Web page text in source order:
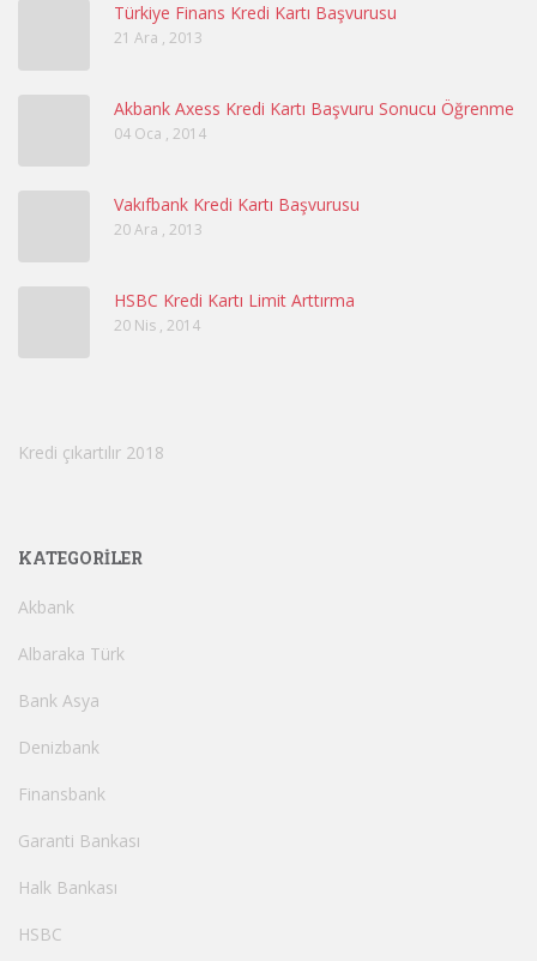
Türkiye Finans Kredi Kartı Başvurusu
21 Ara , 2013
Akbank Axess Kredi Kartı Başvuru Sonucu Öğrenme
04 Oca , 2014
Vakıfbank Kredi Kartı Başvurusu
20 Ara , 2013
HSBC Kredi Kartı Limit Arttırma
20 Nis , 2014
Kredi çıkartılır 2018
KATEGORILER
Akbank
Albaraka Türk
Bank Asya
Denizbank
Finansbank
Garanti Bankası
Halk Bankası
HSBC